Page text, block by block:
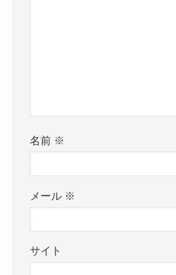
名前 ※
メール ※
サイト